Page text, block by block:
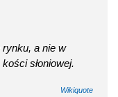
rynku, a nie w
słoniowej.
Wikiquote